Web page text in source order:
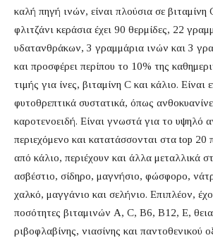
καλή πηγή ινών, είναι πλούσια σε βιταμίνη
φλιτζάνι κεράσια έχει 90 θερμίδες, 22
υδατανθράκων, 3 γραμμάρια ινών και 3
και προσφέρει περίπου το 10% της
τιμής για ίνες, βιταμίνη C και κάλιο. Είναι
φυτοθρεπτικά συστατικά, όπως
καροτενοειδή. Είναι γνωστά για το υψηλό
περιεχόμενο και κατατάσσονται στα top 20
από κάλιο, περιέχουν και άλλα μεταλλικά
ασβέστιο, σίδηρο, μαγνήσιο, φώσφορο,
χαλκό, μαγγάνιο και σελήνιο. Επιπλέον,
ποσότητες βιταμινών Α, C, Β6, Β12, Ε,
ριβοφλαβίνης, νιασίνης και παντοθενικού